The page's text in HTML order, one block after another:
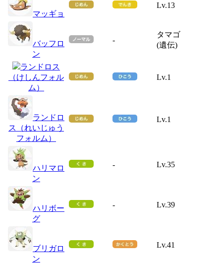
マッギョ
Lv.13
バッフロ
ン
-
タマゴ
(遺伝)
ランドロス
（けしんフォル
ム）
Lv.1
ランドロ
ス（れいじゅう
フォルム）
Lv.1
ハリマロ
ン
- Lv.35
ハリボー
グ
- Lv.39
ブリガロ
ン
Lv.41